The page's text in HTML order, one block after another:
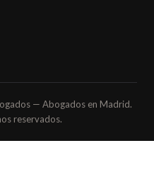
— Abogados en Madrid.
reservados.